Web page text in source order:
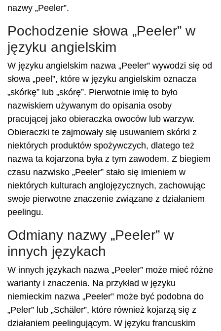
nazwy „Peeler”.
Pochodzenie słowa „Peeler” w
języku angielskim
W języku angielskim nazwa „Peeler” wywodzi się od
słowa „peel”, które w języku angielskim oznacza
„skórkę” lub „skórę”. Pierwotnie imię to było
nazwiskiem używanym do opisania osoby
pracującej jako obieraczka owoców lub warzyw.
Obieraczki te zajmowały się usuwaniem skórki z
niektórych produktów spożywczych, dlatego też
nazwa ta kojarzona była z tym zawodem. Z biegiem
czasu nazwisko „Peeler” stało się imieniem w
niektórych kulturach anglojęzycznych, zachowując
swoje pierwotne znaczenie związane z działaniem
peelingu.
Odmiany nazwy „Peeler” w
innych językach
W innych językach nazwa „Peeler” może mieć różne
warianty i znaczenia. Na przykład w języku
niemieckim nazwa „Peeler” może być podobna do
„Peler” lub „Schäler”, które również kojarzą się z
działaniem peelingującym. W języku francuskim